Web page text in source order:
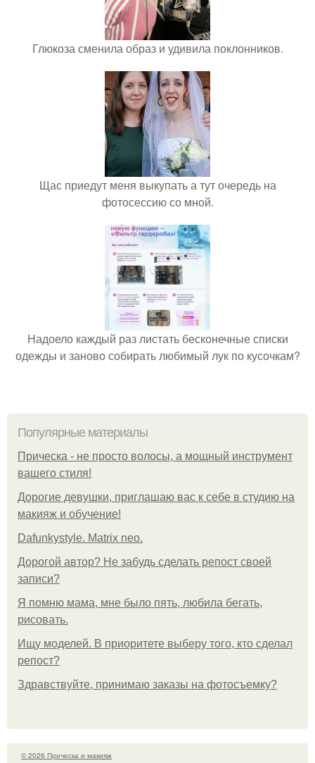
Глюкоза сменила образ и удивила поклонников.
Щас приедут меня выкупать а тут очередь на
фотосессию со мной.
Надоело каждый раз листать бесконечные списки
одежды и заново собирать любимый лук по кусочкам?
Популярные материалы
Прическа - не просто волосы, а мощный инструмент
вашего стиля!
Дорогие девушки, приглашаю вас к себе в студию на
макияж и обучение!
Dafunkystyle. Matrix neo.
Дорогой автор? Не забудь сделать репост своей
записи?
Я помню мама, мне было пять, любила бегать,
рисовать.
Ищу моделей. В приоритете выберу того, кто сделал
репост?
Здравствуйте, принимаю заказы на фотосъемку?
© 2026 Прическа и макияж